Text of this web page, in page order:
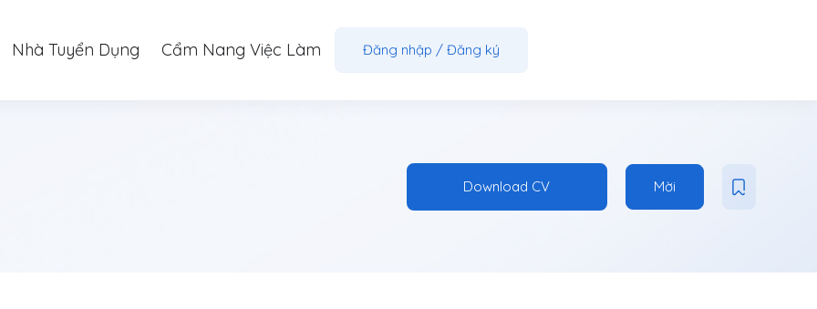
Nhà Tuyển Dụng Cẩm Nang Việc Làm Đăng nhập / Đăng ký
Download CV Mời